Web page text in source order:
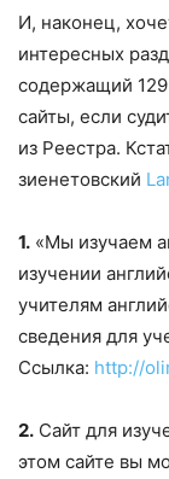
И, наконец,
интересных
содержащий
сайты, если
из Реестра.
зиенетовский
1. «Мы изучаем
изучении
учителям
сведения для
Ссылка: http://
2. Сайт для
этом сайте вы